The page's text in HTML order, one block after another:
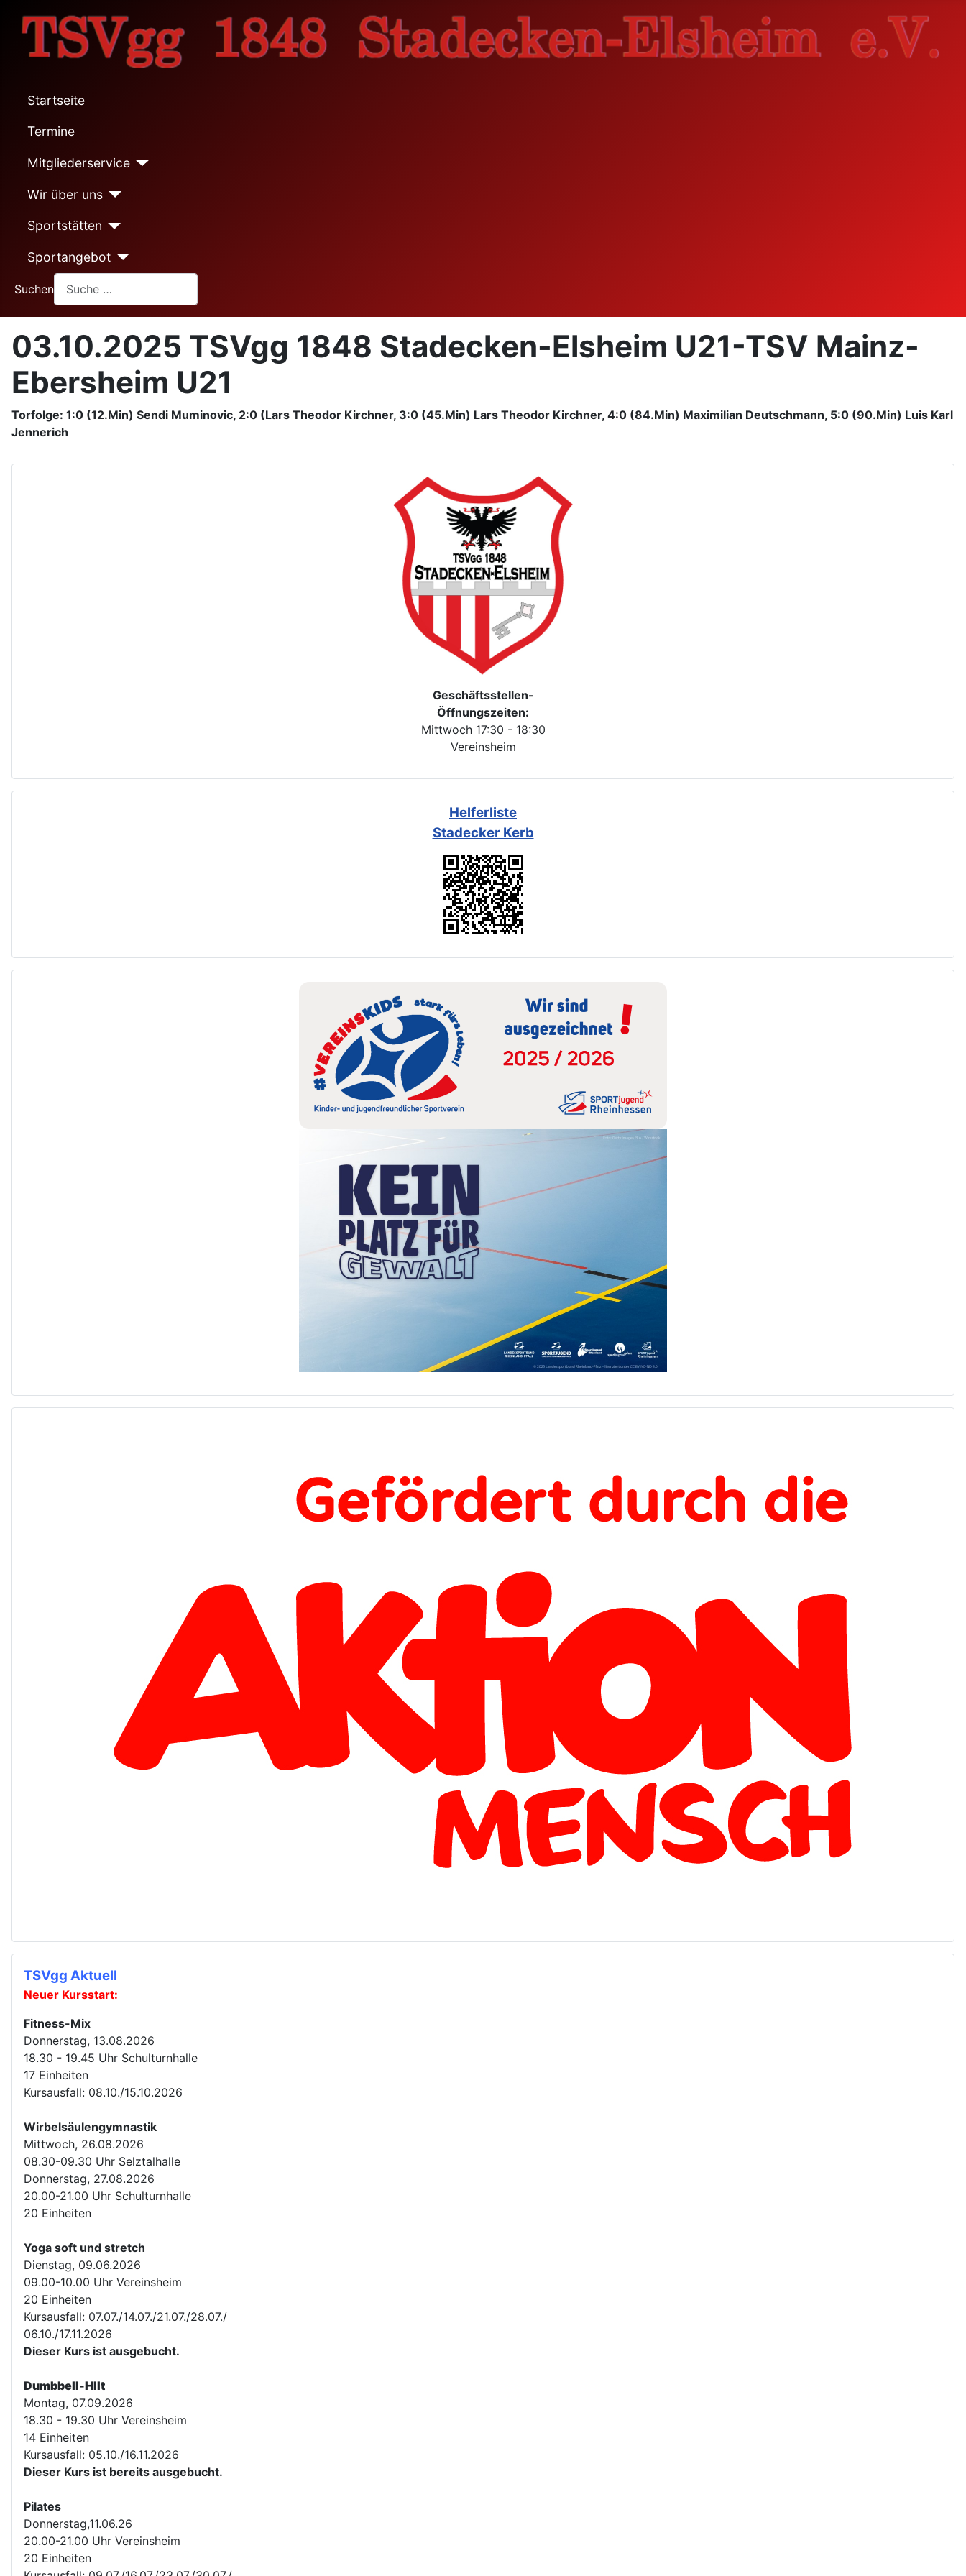
Startseite
Termine
Mitgliederservice
Wir über uns
Sportstätten
Sportangebot
Suchen
Geschäftsstellen-
Öffnungszeiten:
Mittwoch 17:30 - 18:30
Vereinsheim
Helferliste
Stadecker Kerb
TSVgg Aktuell
Neuer Kursstart:
Fitness-Mix
Donnerstag, 13.08.2026
18.30 - 19.45 Uhr Schulturnhalle
17 Einheiten
Kursausfall: 08.10./15.10.2026
Wirbelsäulengymnastik
Mittwoch, 26.08.2026
08.30-09.30 Uhr Selztalhalle
Donnerstag, 27.08.2026
20.00-21.00 Uhr Schulturnhalle
20 Einheiten
Yoga soft und stretch
Dienstag, 09.06.2026
09.00-10.00 Uhr Vereinsheim
20 Einheiten
Kursausfall: 07.07./14.07./21.07./28.07./
06.10./17.11.2026
Dieser Kurs ist ausgebucht.
Dumbbell-HIIt
Montag, 07.09.2026
18.30 - 19.30 Uhr Vereinsheim
14 Einheiten
Kursausfall: 05.10./16.11.2026
Dieser Kurs ist bereits ausgebucht.
Pilates
Donnerstag,11.06.26
20.00-21.00 Uhr Vereinsheim
20 Einheiten
03.10.2025 TSVgg 1848 Stadecken-Elsheim U21-TSV Mainz-
Ebersheim U21
Torfolge: 1:0 (12.Min) Sendi Muminovic, 2:0 (Lars Theodor Kirchner, 3:0 (45.Min) Lars Theodor Kirchner, 4:0 (84.Min) Maximilian Deutschmann, 5:0 (90.Min) Luis Karl
Jennerich